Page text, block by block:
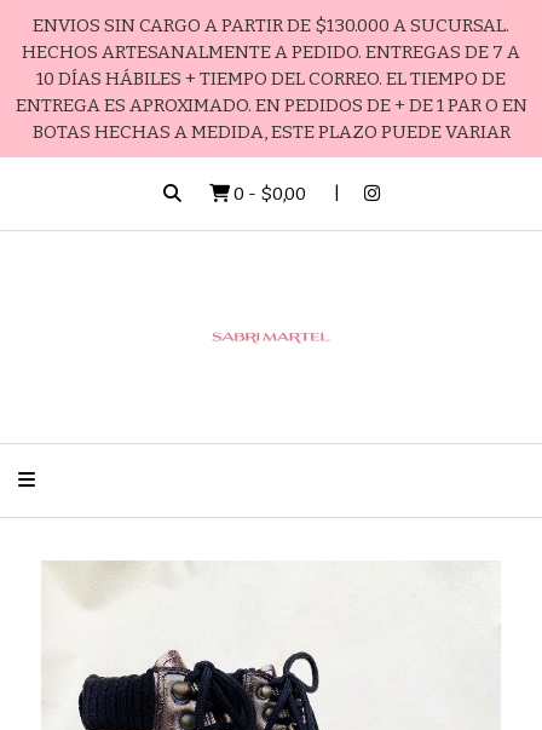
ENVIOS SIN CARGO A PARTIR DE $130.000 A SUCURSAL.
HECHOS ARTESANALMENTE A PEDIDO. ENTREGAS DE 7 A
10 DÍAS HÁBILES + TIEMPO DEL CORREO. EL TIEMPO DE
ENTREGA ES APROXIMADO. EN PEDIDOS DE + DE 1 PAR O EN
BOTAS HECHAS A MEDIDA, ESTE PLAZO PUEDE VARIAR
0 - $0,00